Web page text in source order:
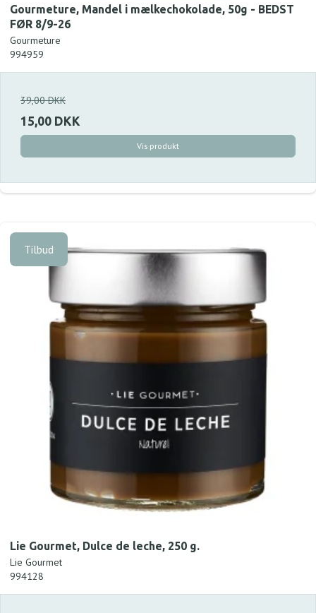
Gourmeture, Mandel i mælkechokolade, 50g - BEDST
FØR 8/9-26
Gourmeture
994959
39,00 DKK
15,00 DKK
Vis produkt
Tilbud
Lie Gourmet, Dulce de leche, 250 g.
Lie Gourmet
994128